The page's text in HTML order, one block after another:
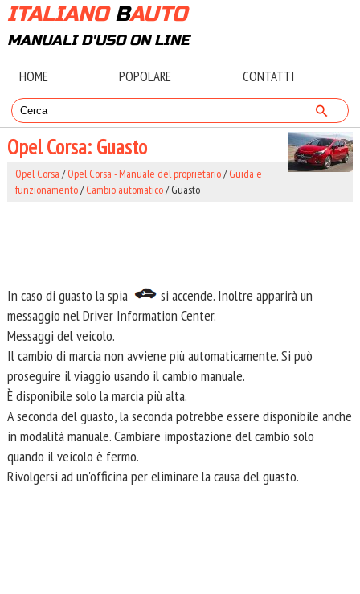
ITALIANOBAUTO
MANUALI D'USO ON LINE
HOME POPOLARE CONTATTI
Opel Corsa: Guasto
Opel Corsa /Opel Corsa - Manuale del proprietario/Guida e
funzionamento/Cambio automatico/ Guasto
In caso di guasto la spia
si accende. Inoltre apparirà un
messaggio nel Driver Information Center.
Messaggi del veicolo.
Il cambio di marcia non avviene più automaticamente. Si può
proseguire il viaggio usando il cambio manuale.
È disponibile solo la marcia più alta.
A seconda del guasto, la seconda potrebbe essere disponibile anche
in modalità manuale. Cambiare impostazione del cambio solo
quando il veicolo è fermo.
Rivolgersi ad un'officina per eliminare la causa del guasto.